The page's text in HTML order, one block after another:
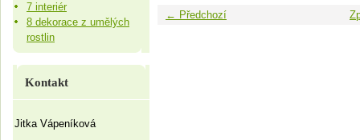
← Předchozí
7 interiér
8 dekorace z umělých
rostlin
Kontakt
Jitka Vápeníková